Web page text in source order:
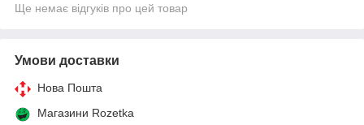
Ще немає відгуків про цей товар
Умови доставки
Нова Пошта
Магазини Rozetka